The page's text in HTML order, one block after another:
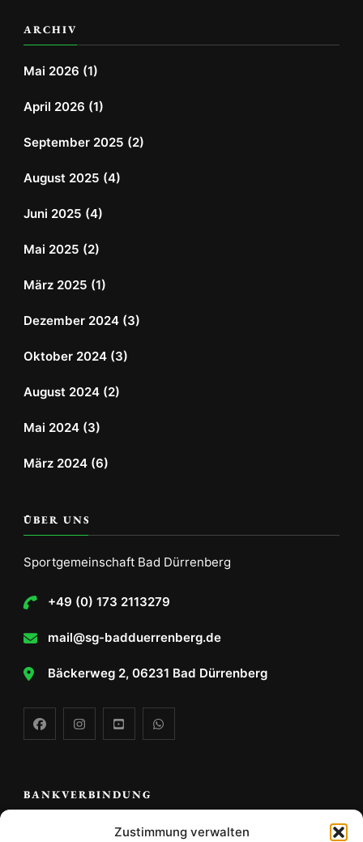
Zustimmung verwalten
ARCHIV
Mai 2026 (1)
April 2026 (1)
September 2025 (2)
August 2025 (4)
Juni 2025 (4)
Mai 2025 (2)
März 2025 (1)
Dezember 2024 (3)
Oktober 2024 (3)
August 2024 (2)
Mai 2024 (3)
März 2024 (6)
ÜBER UNS
Sportgemeinschaft Bad Dürrenberg
+49 (0) 173 2113279
mail@sg-badduerrenberg.de
Bäckerweg 2, 06231 Bad Dürrenberg
BANKVERBINDUNG
Volks -und Raiffeisenbank Saale Unstrut e.G.